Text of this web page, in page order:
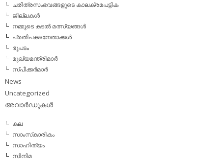
ചരിത്രസംഭവങ്ങളുടെ കാലക്രമപട്ടിക
ജില്ലകള്‍
നമ്മുടെ കടല്‍ മത്സ്യങ്ങള്‍
പ്രതിപക്ഷനേതാക്കള്‍
ഭൂപടം
മുഖ്യമന്ത്രിമാര്‍
സ്പീക്കര്‍മാര്‍
News
Uncategorized
അവാര്‍ഡുകള്‍
കല
സാംസ്‌കാരികം
സാഹിത്യം
സിനിമ